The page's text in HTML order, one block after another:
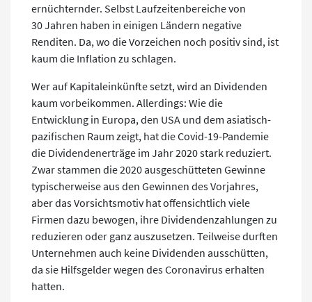
ernüchternder. Selbst Laufzeitenbereiche von
30 Jahren haben in einigen Ländern negative
Renditen. Da, wo die Vorzeichen noch positiv sind, ist
kaum die Inflation zu schlagen.
Wer auf Kapitaleinkünfte setzt, wird an Dividenden
kaum vorbeikommen. Allerdings: Wie die
Entwicklung in Europa, den USA und dem asiatisch-
pazifischen Raum zeigt, hat die Covid-19-Pandemie
die Dividendenerträge im Jahr 2020 stark reduziert.
Zwar stammen die 2020 ausgeschütteten Gewinne
typischerweise aus den Gewinnen des Vorjahres,
aber das Vorsichtsmotiv hat offensichtlich viele
Firmen dazu bewogen, ihre Dividendenzahlungen zu
reduzieren oder ganz auszusetzen. Teilweise durften
Unternehmen auch keine Dividenden ausschütten,
da sie Hilfsgelder wegen des Coronavirus erhalten
hatten.